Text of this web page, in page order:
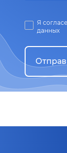
Я
данных